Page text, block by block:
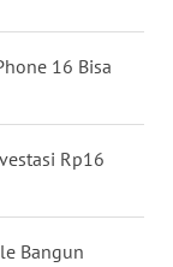
16 Bisa
Rp16
Bangun